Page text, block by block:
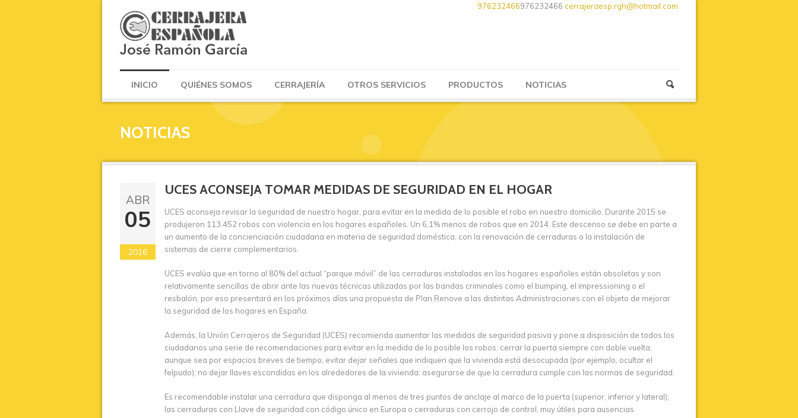
976232466976232466 cerrajeraesp.rgh@hotmail.com
INICIO QUIÉNES SOMOS CERRAJERÍA OTROS SERVICIOS PRODUCTOS NOTICIAS
NOTICIAS
ABR
05
2016
UCES ACONSEJA TOMAR MEDIDAS DE SEGURIDAD EN EL HOGAR
UCES aconseja revisar la seguridad de nuestro hogar, para evitar en la medida de lo posible el robo en nuestro domicilio. Durante 2015 se
produjeron 113.452 robos con violencia en los hogares españoles. Un 6,1% menos de robos que en 2014. Este descenso se debe en parte a
un aumento de la concienciación ciudadana en materia de seguridad doméstica, con la renovación de cerraduras o la instalación de
sistemas de cierre complementarios.
UCES evalúa que en torno al 80% del actual “parque móvil” de las cerraduras instaladas en los hogares españoles están obsoletas y son
relativamente sencillas de abrir ante las nuevas técnicas utilizadas por las bandas criminales como el bumping, el impressioning o el
resbalón, por eso presentará en los próximos días una propuesta de Plan Renove a las distintas Administraciones con el objeto de mejorar
la seguridad de los hogares en España.
Además, la Unión Cerrajeros de Seguridad (UCES) recomienda aumentar las medidas de seguridad pasiva y pone a disposición de todos los
ciudadanos una serie de recomendaciones para evitar en la medida de lo posible los robos: cerrar la puerta siempre con doble vuelta,
aunque sea por espacios breves de tiempo; evitar dejar señales que indiquen que la vivienda está desocupada (por ejemplo, ocultar el
felpudo); no dejar llaves escondidas en los alrededores de la vivienda; asegurarse de que la cerradura cumple con las normas de seguridad.
Es recomendable instalar una cerradura que disponga al menos de tres puntos de anclaje al marco de la puerta (superior, inferior y lateral);
las cerraduras con Llave de seguridad con código único en Europa o cerraduras con cerrojo de control, muy útiles para ausencias